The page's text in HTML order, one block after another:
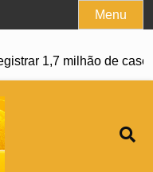
Menu
1,7 milhão de casos